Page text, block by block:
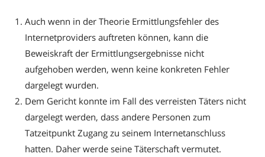
Auch wenn in der Theorie Ermittlungsfehler des
Internetproviders auftreten können, kann die
Beweiskraft der Ermittlungsergebnisse nicht
aufgehoben werden, wenn keine konkreten Fehler
dargelegt wurden.
Dem Gericht konnte im Fall des verreisten Täters nicht
dargelegt werden, dass andere Personen zum
Tatzeitpunkt Zugang zu seinem Internetanschluss
hatten. Daher werde seine Täterschaft vermutet.